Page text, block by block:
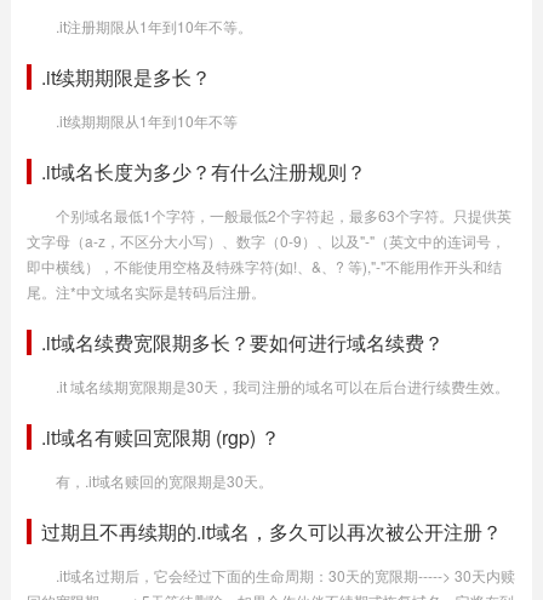
.it注册期限从1年到10年不等。
.it续期期限是多长？
.it续期期限从1年到10年不等
.it域名长度为多少？有什么注册规则？
个别域名最低1个字符，一般最低2个字符起，最多63个字符。只提供英
文字母（a-z，不区分大小写）、数字（0-9）、以及"-"（英文中的连词号，
即中横线），不能使用空格及特殊字符(如!、&、? 等),"-"不能用作开头和结
尾。注*中文域名实际是转码后注册。
.it域名续费宽限期多长？要如何进行域名续费？
.it 域名续期宽限期是30天，我司注册的域名可以在后台进行续费生效。
.it域名有赎回宽限期 (rgp) ？
有，.it域名赎回的宽限期是30天。
过期且不再续期的.it域名，多久可以再次被公开注册？
.it域名过期后，它会经过下面的生命周期：30天的宽限期-----> 30天内赎